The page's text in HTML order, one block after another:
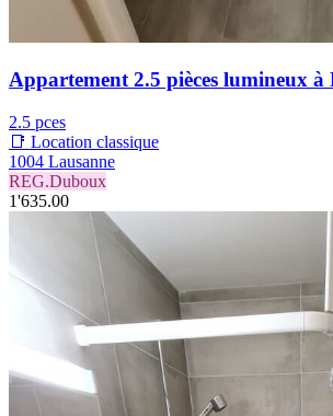
Appartement 2.5 pièces lumineux à
2.5 pces
📑 Location classique
1004 Lausanne
REG.Duboux
1'635.00